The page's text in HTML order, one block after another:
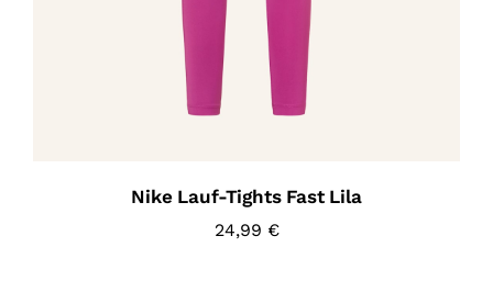
Nike Lauf-Tights Fast Lila
24,99 €